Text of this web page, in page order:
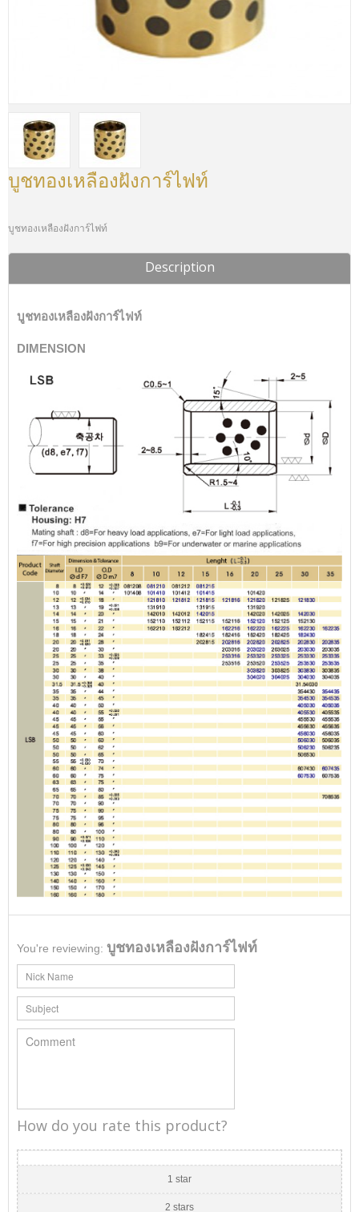
บูชทองเหลืองฝังการ์ไฟท์
บูชทองเหลืองฝังการ์ไฟท์
Description
บูชทองเหลืองฝังการ์ไฟท์
DIMENSION
You're reviewing: บูชทองเหลืองฝังการ์ไฟท์
How do you rate this product?
1 star
2 stars